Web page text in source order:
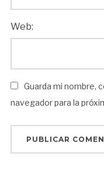
Web:
Guarda mi nombre,
navegador para la